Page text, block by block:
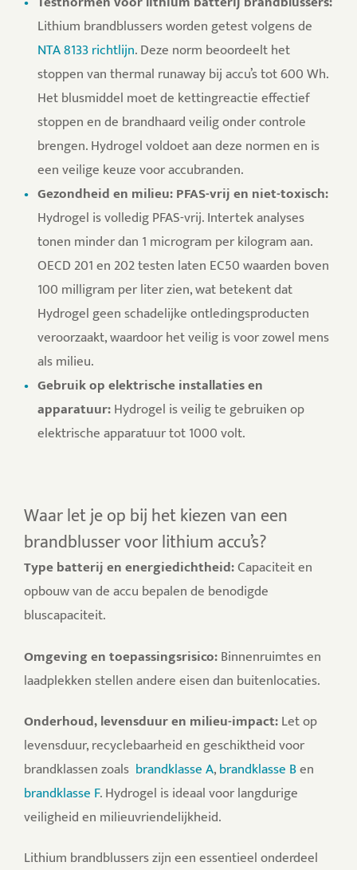
Lithium brandblussers worden getest volgens de
NTA 8133 richtlijn. Deze norm beoordeelt het
stoppen van thermal runaway bij accu’s tot 600 Wh.
Het blusmiddel moet de kettingreactie effectief
stoppen en de brandhaard veilig onder controle
brengen. Hydrogel voldoet aan deze normen en is
een veilige keuze voor accubranden.
Gezondheid en milieu: PFAS-vrij en niet-toxisch:
Hydrogel is volledig PFAS-vrij. Intertek analyses
tonen minder dan 1 microgram per kilogram aan.
OECD 201 en 202 testen laten EC50 waarden boven
100 milligram per liter zien, wat betekent dat
Hydrogel geen schadelijke ontledingsproducten
veroorzaakt, waardoor het veilig is voor zowel mens
als milieu.
Gebruik op elektrische installaties en
apparatuur:Hydrogel is veilig te gebruiken op
elektrische apparatuur tot 1000 volt.
Waar let je op bij het kiezen van een
brandblusser voor lithium accu’s?
Type batterij en energiedichtheid:Capaciteit en
opbouw van de accu bepalen de benodigde
bluscapaciteit.
Omgeving en toepassingsrisico:Binnenruimtes en
laadplekken stellen andere eisen dan buitenlocaties.
Onderhoud, levensduur en milieu-impact:Let op
levensduur, recyclebaarheid en geschiktheid voor
brandklassen zoals brandklasse A,brandklasse Ben
brandklasse F.Hydrogel is ideaal voor langdurige
veiligheid en milieuvriendelijkheid.
Lithium brandblussers zijn een essentieel onderdeel